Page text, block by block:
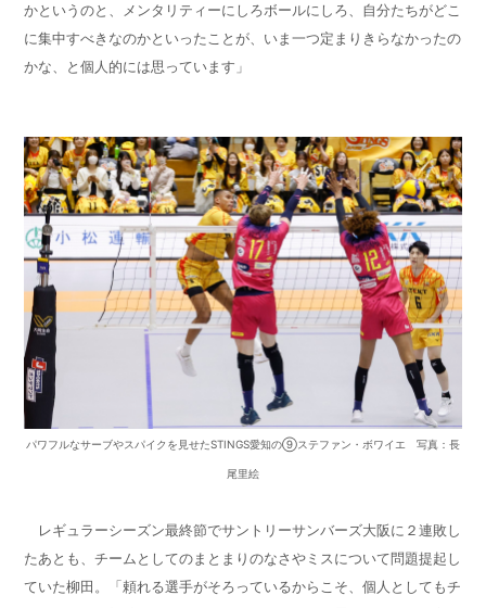
かというのと、メンタリティーにしろボールにしろ、自分たちがどこ
に集中すべきなのかといったことが、いま一つ定まりきらなかったの
かな、と個人的には思っています」
パワフルなサーブやスパイクを見せたSTINGS愛知の⑨ステファン・ボワイエ 写真：長
尾里絵
レギュラーシーズン最終節でサントリーサンバーズ大阪に２連敗し
たあとも、チームとしてのまとまりのなさやミスについて問題提起し
ていた柳田。「頼れる選手がそろっているからこそ、個人としてもチ